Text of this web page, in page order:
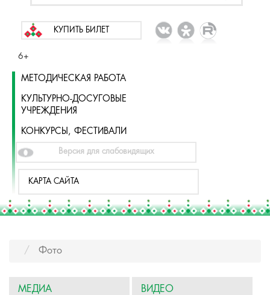
КУПИТЬ БИЛЕТ
6+
МЕТОДИЧЕСКАЯ РАБОТА
КУЛЬТУРНО-ДОСУГОВЫЕ
УЧРЕЖДЕНИЯ
КОНКУРСЫ, ФЕСТИВАЛИ
Версия для слабовидящих
КАРТА САЙТА
Фото
МЕДИА ВИДЕО